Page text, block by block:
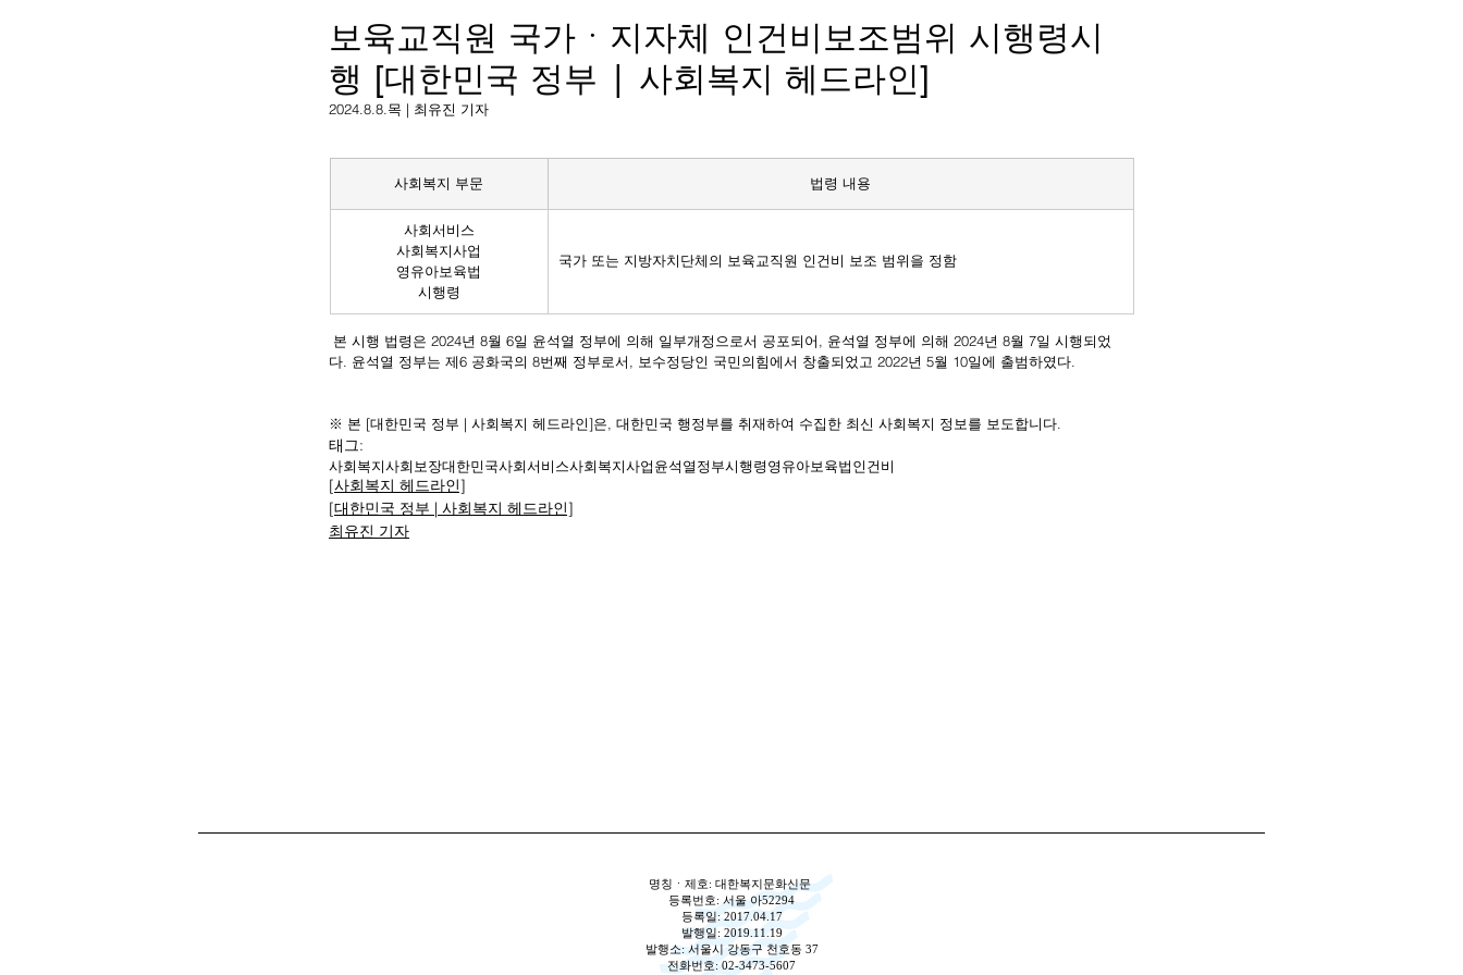
보육교직원 국가ㆍ지자체 인건비보조범위 시행령시
행 [대한민국 정부 | 사회복지 헤드라인]
2024.8.8.목 | 최유진 기자
사회복지 부문 법령 내용
사회서비스
사회복지사업
영유아보육법
시행령
국가 또는 지방자치단체의 보육교직원 인건비 보조 범위을 정함
다. 윤석열 정부는 제6 공화국의 8번째 정부로서, 보수정당인 국민의힘에서 창출되었고 2022년 5월 10일에 출범하였다.
※ 본 [대한민국 정부 | 사회복지 헤드라인]은, 대한민국 행정부를 취재하여 수집한 최신 사회복지 정보를 보도합니다.
태그:
사회복지사회보장대한민국사회서비스사회복지사업윤석열정부시행령영유아보육법인건비
[사회복지 헤드라인]
[대한민국 정부 | 사회복지 헤드라인]
최유진 기자
명칭ㆍ제호: 대한복지문화신문
등록번호: 서울 아52294
등록일: 2017.04.17
발행일: 2019.11.19
발행소: 서울시 강동구 천호동 37
전화번호: 02-3473-5607